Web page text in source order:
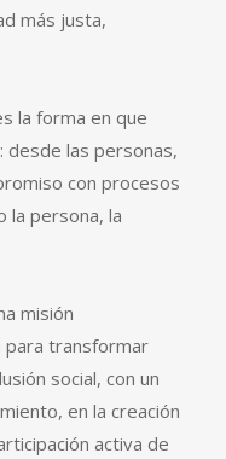
más justa,
la forma en que
desde las personas,
con procesos
la persona, la
misión
para transformar
social, con un
en la creación
activa de